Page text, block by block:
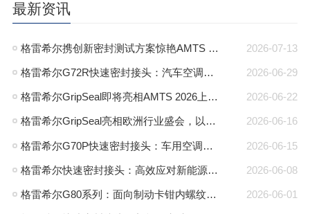
最新资讯
2026-07-13
格雷希尔携创新密封测试方案惊艳AMTS 2026，圆满收官
2026-06-29
格雷希尔G72R快速密封接头：汽车空调异型管口测试方案
2026-06-22
格雷希尔GripSeal即将亮相AMTS 2026上海展，以密封技术赋能汽车制造
2026-06-16
格雷希尔GripSeal亮相欧洲行业盛会，以快速密封技术赋能欧洲新能源产业链
2026-06-15
格雷希尔G70P快速密封接头：车用空调气密测试的可靠选择
2026-06-08
格雷希尔快速密封接头：高效应对新能源电池包防爆阀测试难题
2026-06-01
格雷希尔G80系列：面向制动卡钳内螺纹的高压密封连接方案